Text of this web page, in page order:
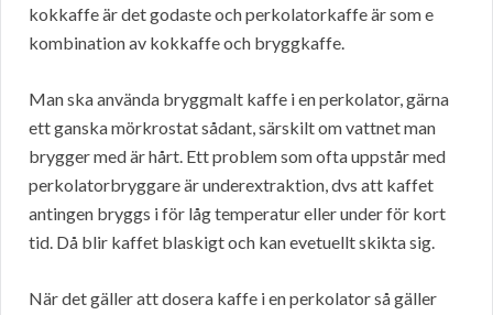
kokkaffe är det godaste och perkolatorkaffe är som e
kombination av kokkaffe och bryggkaffe.
Man ska använda bryggmalt kaffe i en perkolator, gärna
ett ganska mörkrostat sådant, särskilt om vattnet man
brygger med är hårt. Ett problem som ofta uppstår med
perkolatorbryggare är underextraktion, dvs att kaffet
antingen bryggs i för låg temperatur eller under för kort
tid. Då blir kaffet blaskigt och kan evetuellt skikta sig.
När det gäller att dosera kaffe i en perkolator så gäller